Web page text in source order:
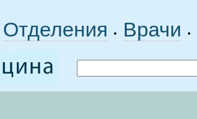
Отделения • Врачи •